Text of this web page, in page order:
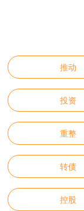
推动
投资
重整
转债
控股